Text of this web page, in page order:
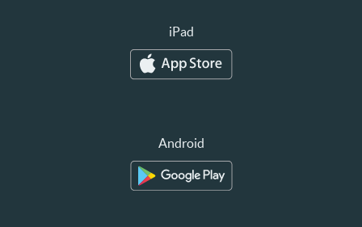
iPad
Android